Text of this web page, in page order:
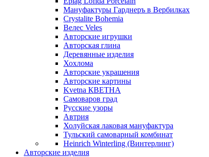
Мануфактуры Гарднеръ в Вербилках
Crystalite Bohemia
Велес Veles
Авторские игрушки
Авторская глина
Деревянные изделия
Хохлома
Авторские украшения
Авторские картины
Kvetna КВЕТНА
Самоваров град
Русские узоры
Автрия
Холуйская лаковая мануфактура
Тульский самоварный комбинат
Heinrich Winterling (Винтерлинг)
Авторские изделия